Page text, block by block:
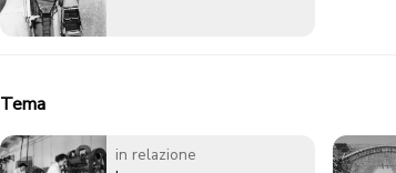
Tema
in relazione